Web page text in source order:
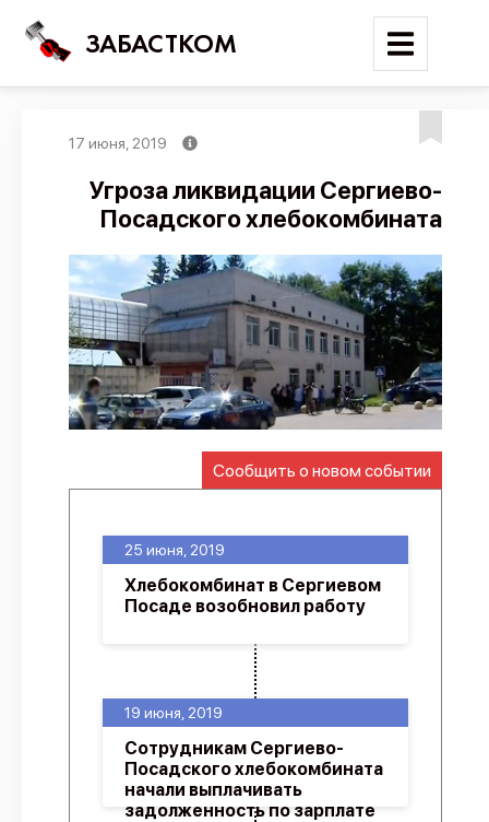
ЗАБАСТКОМ
Поиск
Новости
Карта событий
Трудовые конфликты
Отчеты
Предложить публикацию
API
Политика конфиденциальности
17 июня, 2019
Угроза ликвидации Сергиево-
Посадского хлебокомбината
Сообщить о новом событии
19 июня, 2019
Сотрудникам Сергиево-
Посадского хлебокомбината
начали выплачивать
задолженность по зарплате
25 июня, 2019
Хлебокомбинат в Сергиевом
Посаде возобновил работу